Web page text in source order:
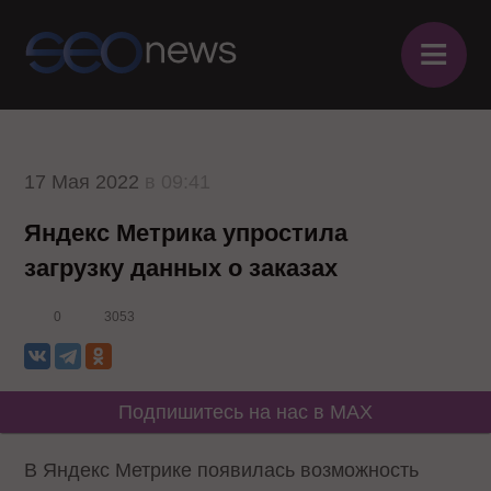
≡
17 Мая 2022
Яндекс Метрика упростила
загрузку данных о заказах
0 3053
Подпишитесь на нас в MAX
В Яндекс Метрике появилась возможность